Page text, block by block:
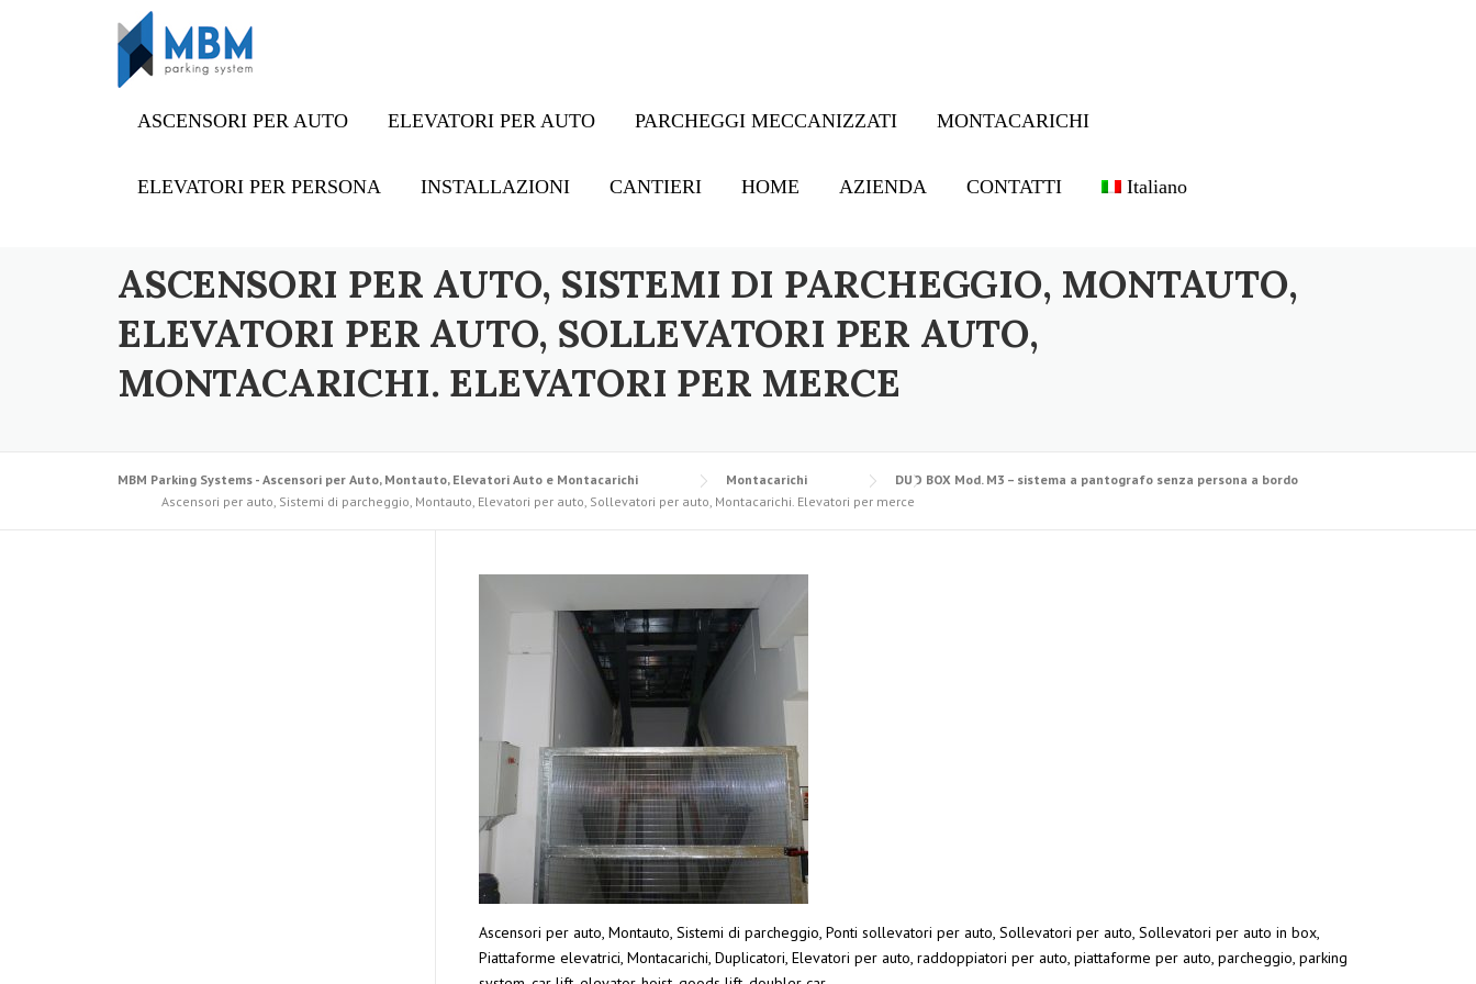
ASCENSORI PER AUTO ELEVATORI PER AUTO PARCHEGGI MECCANIZZATI MONTACARICHI
ELEVATORI PER PERSONA INSTALLAZIONI CANTIERI HOME AZIENDA CONTATTI Italiano
ASCENSORI PER AUTO, SISTEMI DI PARCHEGGIO, MONTAUTO,
ELEVATORI PER AUTO, SOLLEVATORI PER AUTO,
MONTACARICHI. ELEVATORI PER MERCE
MBM Parking Systems - Ascensori per Auto, Montauto, Elevatori Auto e Montacarichi Montacarichi
DUO BOX Mod. M3 – sistema a pantografo senza persona a bordo
Ascensori per auto, Sistemi di parcheggio, Montauto, Elevatori per auto, Sollevatori per auto, Montacarichi. Elevatori per merce
Ascensori per auto, Montauto, Sistemi di parcheggio, Ponti sollevatori per auto, Sollevatori per auto, Sollevatori per auto in box,
Piattaforme elevatrici, Montacarichi, Duplicatori, Elevatori per auto, raddoppiatori per auto, piattaforme per auto, parcheggio, parking